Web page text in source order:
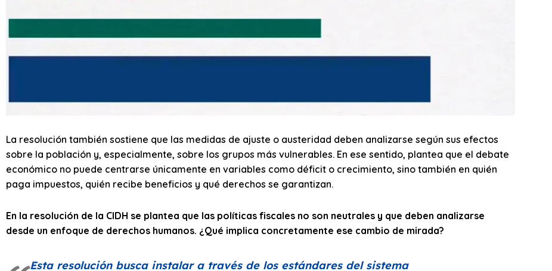
La resolución también sostiene que las medidas de ajuste o austeridad deben analizarse según sus efectos
sobre la población y, especialmente, sobre los grupos más vulnerables. En ese sentido, plantea que el debate
económico no puede centrarse únicamente en variables como déficit o crecimiento, sino también en quién
paga impuestos, quién recibe beneficios y qué derechos se garantizan.
En la resolución de la CIDH se plantea que las políticas fiscales no son neutrales y que deben analizarse
desde un enfoque de derechos humanos. ¿Qué implica concretamente ese cambio de mirada?
Esta resolución busca instalar a través de los estándares del sistema